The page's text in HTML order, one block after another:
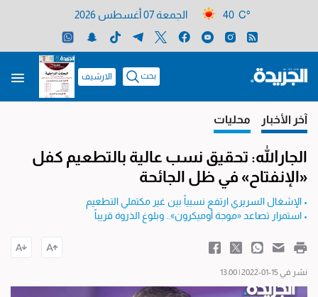
40 C° الجمعة 07 أغسطس 2026
بحث الارشيف
آخر الأخبار محليات
الجارالله: تحقيق نسب عالية بالتطعيم كفل
«الإنفتاح» في ظل الجائحة
• الإشغال السريري ارتفع نسبياً بين غير مكتملي التطعيم
• استمرار تصاعد «موجة أوميكرون».. وبلوغ الذروة قريباً
نشر في 15-01-2022 | 13:00